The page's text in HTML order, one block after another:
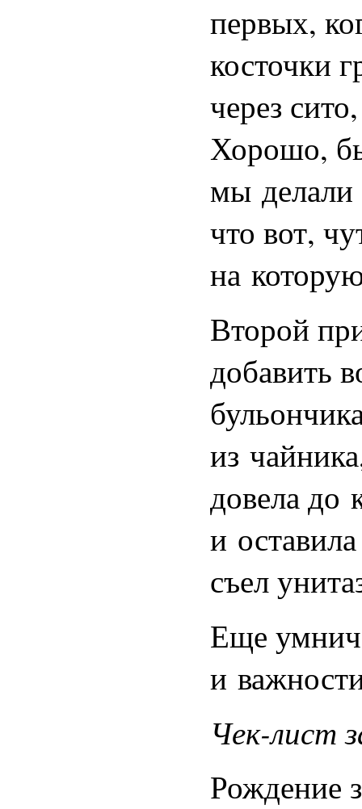
первых,
косточки
через
Хорошо,
мы делали
что вот,
на
Второй
добавить
из
довела до
и
съел
Еще
и
Чек-лист
Рождение